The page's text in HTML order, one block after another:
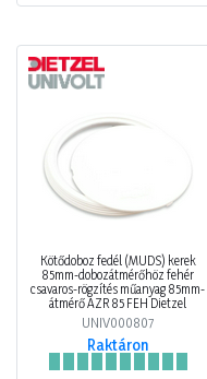
Kötődoboz fedél (MÜDS) kerek
85mm-dobozátmérőhöz fehér
csavaros-rögzítés műanyag 85mm-
átmérő AZR 85 FEH Dietzel
UNIV000807
Raktáron